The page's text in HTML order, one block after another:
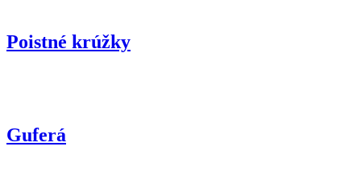
Poistné krúžky
Guferá